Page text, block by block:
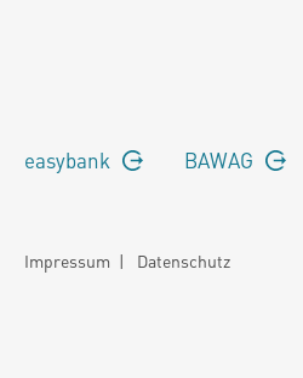
easybank BAWAG
Impressum | Datenschutz